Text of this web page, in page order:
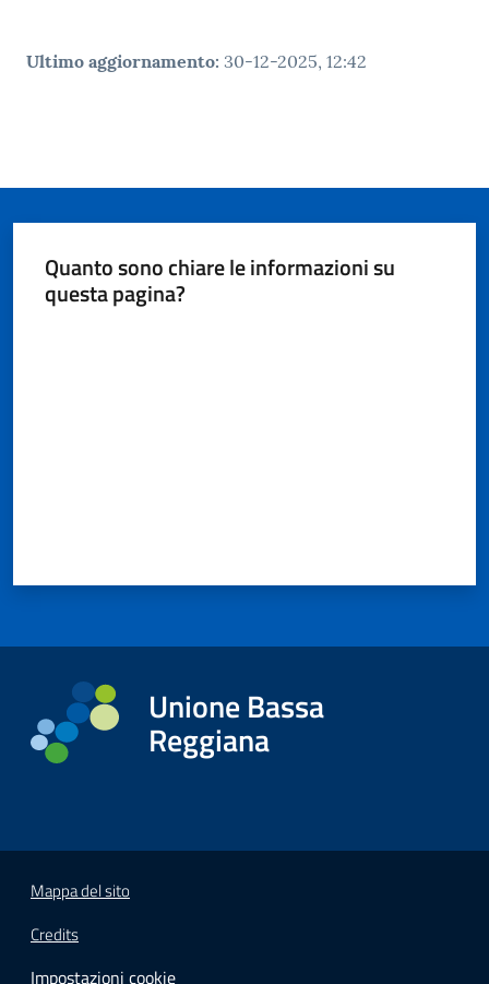
Ultimo aggiornamento: 30-12-2025, 12:42
Quanto sono chiare le informazioni su
questa pagina?
Unione Bassa
Reggiana
Mappa del sito
Credits
Impostazioni cookie